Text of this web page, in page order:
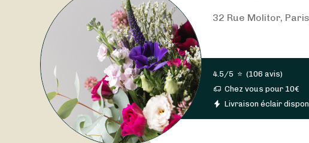
32 Rue Molitor,
4.5/5 ⭐ (106 avis)
Chez vous pour 10€
Livraison éclair